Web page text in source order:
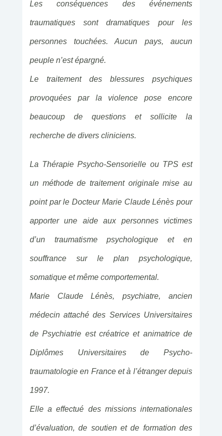
Les conséquences des événements
traumatiques sont dramatiques pour les
personnes touchées. Aucun pays, aucun
peuple n’est épargné.
Le traitement des blessures psychiques
provoquées par la violence pose encore
beaucoup de questions et sollicite la
recherche de divers cliniciens.
La Thérapie Psycho-Sensorielle ou TPS est
un méthode de traitement originale mise au
point par le Docteur Marie Claude Lénès pour
apporter une aide aux personnes victimes
d’un traumatisme psychologique et en
souffrance sur le plan psychologique,
somatique et même comportemental.
Marie Claude Lénès, psychiatre, ancien
médecin attaché des Services Universitaires
de Psychiatrie est créatrice et animatrice de
Diplômes Universitaires de Psycho-
traumatologie en France et à l’étranger depuis
1997.
Elle a effectué des missions internationales
d’évaluation, de soutien et de formation des